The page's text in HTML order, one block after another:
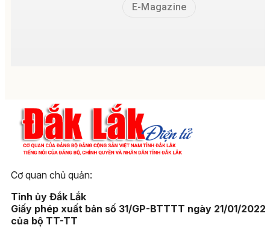
E-Magazine
Cơ quan chủ quản:
Tỉnh ủy Đắk Lắk
Giấy phép xuất bản số 31/GP-BTTTT ngày 21/01/2022
của bộ TT-TT